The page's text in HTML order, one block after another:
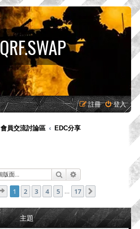
QRF.SWAP
登入
註冊
會員交流討論區 EDC分享
搜尋
第 1 頁 (共17 頁)
1 2 3 4 5 17
主題